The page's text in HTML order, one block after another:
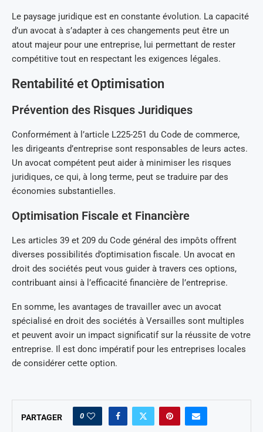
Le paysage juridique est en constante évolution. La capacité
d’un avocat à s’adapter à ces changements peut être un
atout majeur pour une entreprise, lui permettant de rester
compétitive tout en respectant les exigences légales.
Rentabilité et Optimisation
Prévention des Risques Juridiques
Conformément à l’article L225-251 du Code de commerce,
les dirigeants d’entreprise sont responsables de leurs actes.
Un avocat compétent peut aider à minimiser les risques
juridiques, ce qui, à long terme, peut se traduire par des
économies substantielles.
Optimisation Fiscale et Financière
Les articles 39 et 209 du Code général des impôts offrent
diverses possibilités d’optimisation fiscale. Un avocat en
droit des sociétés peut vous guider à travers ces options,
contribuant ainsi à l’efficacité financière de l’entreprise.
En somme, les avantages de travailler avec un avocat
spécialisé en droit des sociétés à Versailles sont multiples
et peuvent avoir un impact significatif sur la réussite de votre
entreprise. Il est donc impératif pour les entreprises locales
de considérer cette option.
PARTAGER 0